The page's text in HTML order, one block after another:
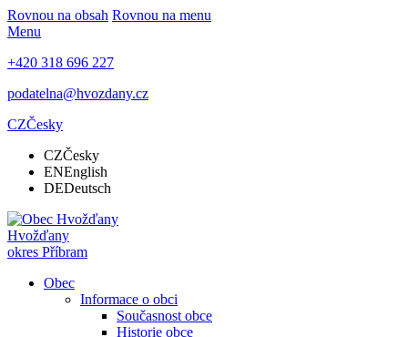
Rovnou na obsah Rovnou na menu
Menu
+420 318 696 227
podatelna@hvozdany.cz
CZČesky
CZČesky
ENEnglish
DEDeutsch
Hvožďany
okres Příbram
Obec
Informace o obci
Současnost obce
Historie obce